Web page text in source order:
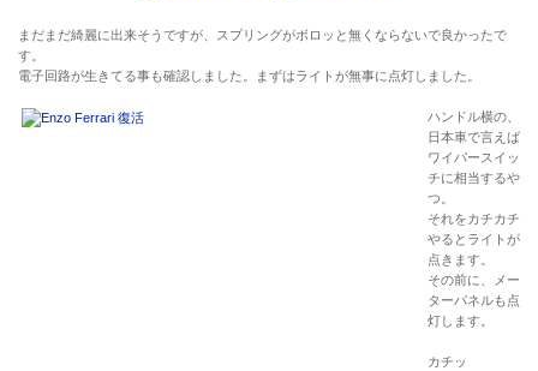
まだまだ綺麗に出来そうですが、スプリングがボロッと無くならないで良かったで
す。
電子回路が生きてる事も確認しました。まずはライトが無事に点灯しました。
ハンドル横の、
日本車で言えば
ワイパースイッ
チに相当するや
つ。
それをカチカチ
やるとライトが
点きます。
その前に、メー
ターパネルも点
灯します。
カチッ